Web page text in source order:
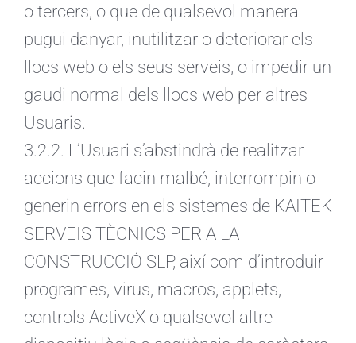
o tercers, o que de qualsevol manera
pugui danyar, inutilitzar o deteriorar els
llocs web o els seus serveis, o impedir un
gaudi normal dels llocs web per altres
Usuaris.
3.2.2. L’Usuari s’abstindrà de realitzar
accions que facin malbé, interrompin o
generin errors en els sistemes de KAITEK
SERVEIS TÈCNICS PER A LA
CONSTRUCCIÓ SLP, així com d’introduir
programes, virus, macros, applets,
controls ActiveX o qualsevol altre